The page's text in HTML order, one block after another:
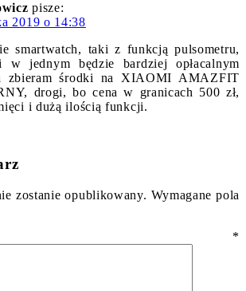
pisze:
2019 o 14:38
smartwatch, taki z funkcją pulsometru,
jednym będzie bardziej opłacalnym
zbieram środki na XIAOMI AMAZFIT
drogi, bo cena w granicach 500 zł,
i dużą ilością funkcji.
zostanie opublikowany. Wymagane pola
*